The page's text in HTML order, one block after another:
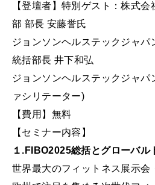
【登壇者】特別ゲスト：株式
部 部長 安藤誉氏
ジョンソンヘルステックジャ
統括部長 井下和弘
ジョンソンヘルステックジャパ
ァシリテーター)
【費用】無料
【セミナー内容】
１.FIBO2025総括とグローバル
世界最大のフィットネス展示会